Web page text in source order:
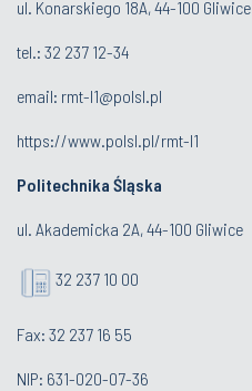
ul. Konarskiego 18A, 44-100 Gliwice
tel.: 32 237 12-34
email: rmt-l1@polsl.pl
https://www.polsl.pl/rmt-l1
Politechnika Śląska
ul. Akademicka 2A, 44-100 Gliwice
32 237 10 00
Fax: 32 237 16 55
NIP: 631-020-07-36